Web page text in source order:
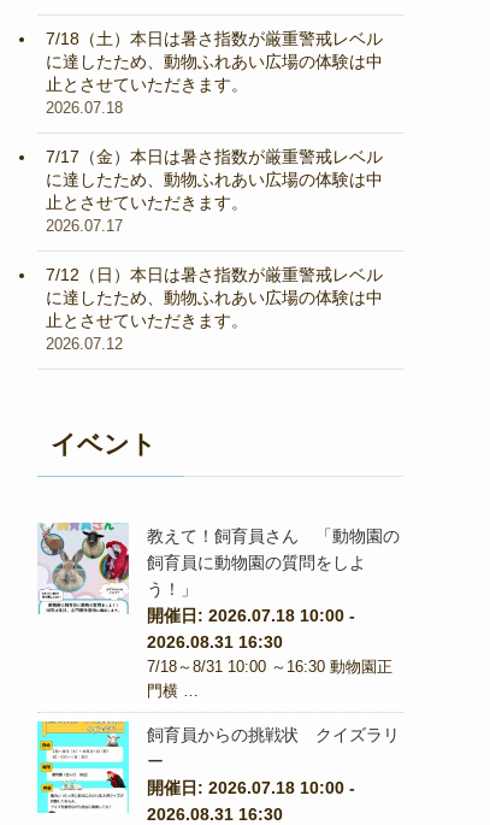
7/18（土）本日は暑さ指数が厳重警戒レベル
に達したため、動物ふれあい広場の体験は中
止とさせていただきます。
2026.07.18
7/17（金）本日は暑さ指数が厳重警戒レベル
に達したため、動物ふれあい広場の体験は中
止とさせていただきます。
2026.07.17
7/12（日）本日は暑さ指数が厳重警戒レベル
に達したため、動物ふれあい広場の体験は中
止とさせていただきます。
2026.07.12
イベント
教えて！飼育員さん 「動物園の
飼育員に動物園の質問をしよ
う！」
開催日: 2026.07.18 10:00 -
2026.08.31 16:30
7/18～8/31 10:00 ～16:30 動物園正
門横 …
飼育員からの挑戦状 クイズラリ
ー
開催日: 2026.07.18 10:00 -
2026.08.31 16:30